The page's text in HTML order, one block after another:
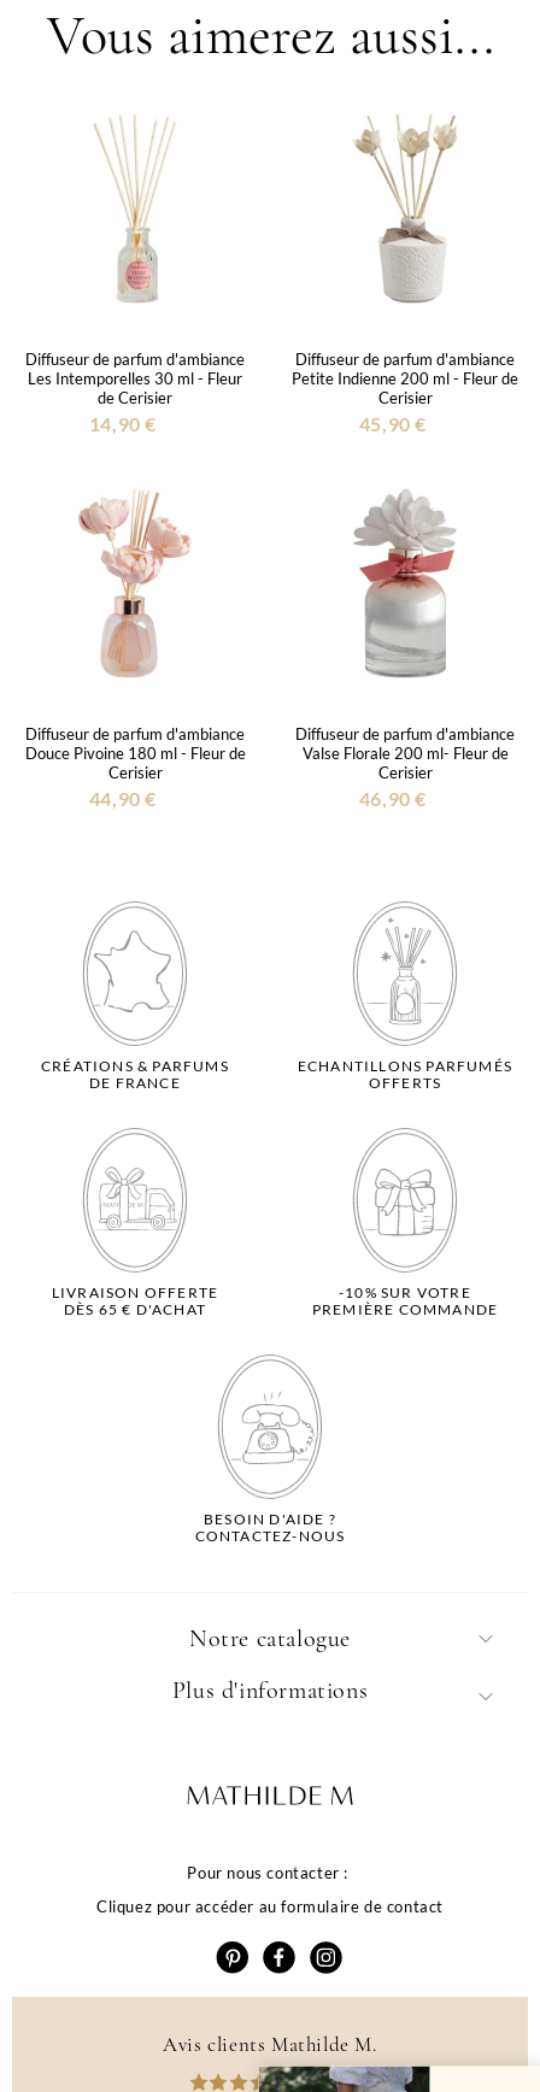
Vous aimerez aussi...
Diffuseur de parfum d'ambiance
Les Intemporelles 30 ml - Fleur
de Cerisier
14,90 €
Diffuseur de parfum d'ambiance
Petite Indienne 200 ml - Fleur de
Cerisier
45,90 €
Diffuseur de parfum d'ambiance
Douce Pivoine 180 ml - Fleur de
Cerisier
44,90 €
Diffuseur de parfum d'ambiance
Valse Florale 200 ml- Fleur de
Cerisier
46,90 €
CRÉATIONS & PARFUMS
DE FRANCE
ECHANTILLONS PARFUMÉS
OFFERTS
LIVRAISON OFFERTE
DÈS 65 € D'ACHAT
-10% SUR VOTRE
PREMIÈRE COMMANDE
BESOIN D'AIDE ?
CONTACTEZ-NOUS
Notre catalogue
Pour nous contacter :
Cliquez pour accéder au formulaire de contact
Plus d'informations
Avis clients Mathilde M.
4.6 /5